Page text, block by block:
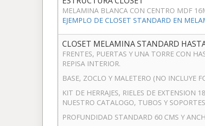
MELAMINA BLANCA CON CENTRO MDF
EJEMPLO DE CLOSET STANDARD EN
CLOSET MELAMINA STANDARD
FRENTES, PUERTAS Y UNA TORRE CON
REPISA INTERIOR.
BASE, ZOCLO Y MALETERO (NO INCLUYE
KIT DE HERRAJES, RIELES DE EXTENSION
NUESTRO CATALOGO, TUBOS Y
PROFUNDIDAD STANDARD 60 CMS Y